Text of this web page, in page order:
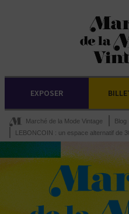
EXPOSER
Marché de la Mode Vintage Blog
LEBONCOIN : un espace alternatif de